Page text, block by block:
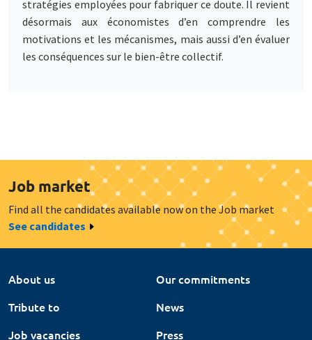
stratégies employées pour fabriquer ce doute. Il revient
désormais aux économistes d’en comprendre les
motivations et les mécanismes, mais aussi d’en évaluer
les conséquences sur le bien-être collectif.
Job market
Find all the candidates available now on the Job market
See candidates
About us
Our commitments
Tribute to
News
Job vacancies
Press